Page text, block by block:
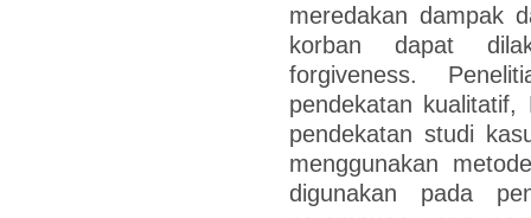
meredakan dampak
korban dapat
forgiveness.
pendekatan kualitatif,
pendekatan studi
menggunakan
digunakan pada